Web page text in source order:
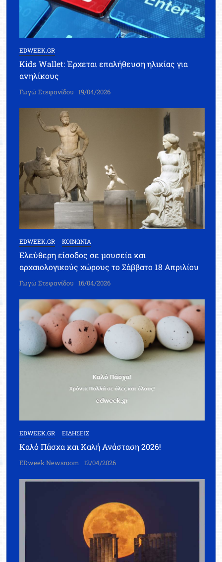
EDWEEK.GR
Kids Wallet: Έρχεται επαλήθευση ηλικίας για
ανηλίκους
Γωγώ Στεφανίδου 19/04/2026
EDWEEK.GR ΚΟΙΝΩΝΙΑ
Ελεύθερη είσοδος σε μουσεία και
αρχαιολογικούς χώρους το Σάββατο 18 Απριλίου
Γωγώ Στεφανίδου 16/04/2026
EDWEEK.GR ΕΙΔΗΣΕΙΣ
Καλό Πάσχα και Καλή Ανάσταση 2026!
EDweek Newsroom 12/04/2026